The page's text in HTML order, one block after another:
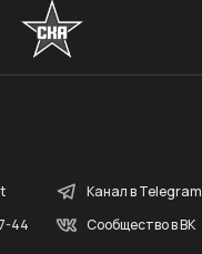
44
Канал в Telegram
Сообщество в ВК